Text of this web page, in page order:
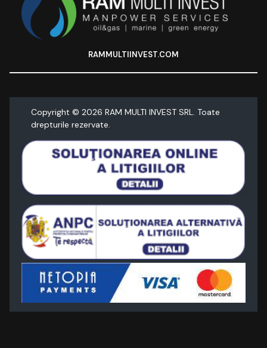
RAMMULTIINVEST.COM
Copyright © 2026 RAM MULTI INVEST SRL. Toate
drepturile rezervate.